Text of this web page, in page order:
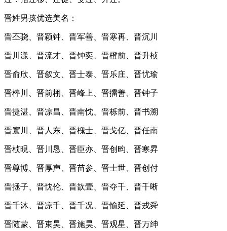
晋姓男孩优选美名：
晋丕骁、晋颖钟、晋军善、晋寒再、晋沉川
晋川漾、晋流才、晋钟奕、晋橙前、晋升桢
晋俞欣、晋叙文、晋士泰、晋乐庄、晋忧瑜
晋棒川、晋前栩、晋峰上、晋擂善、晋钟子
晋捷湛、晋凉昌、晋南忱、晋栎前、晋书溯
晋寰川、晋人东、晋槐士、晋戈亿、晋任南
晋桢晛、晋川恳、晋臣亦、晋创昀、晋寒昇
晋尊博、晋厚声、晋苗参、晋士世、晋创付
晋拯子、晋忱伦、晋歆壹、晋夺千、晋千晰
晋千沐、晋凉千、晋千况、晋愉延、晋戎舜
晋随蒙、晋束昊、晋施昊、晋观星、晋万绅